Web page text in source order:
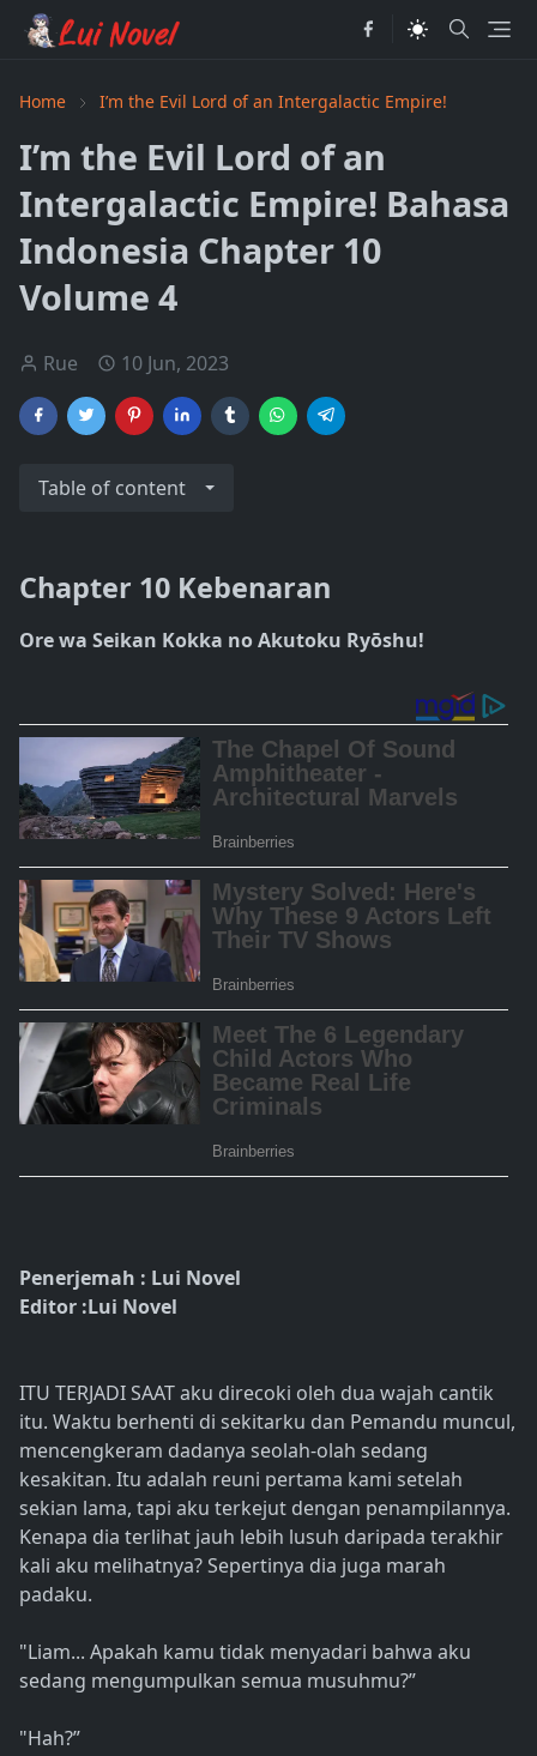
Home I’m the Evil Lord of an Intergalactic Empire!
I’m the Evil Lord of an
Intergalactic Empire! Bahasa
Indonesia Chapter 10
Volume 4
Rue 10 Jun, 2023
Table of content
Chapter 10 Kebenaran
Ore wa Seikan Kokka no Akutoku Ryōshu!
Penerjemah : Lui Novel
Editor :Lui Novel
ITU TERJADI SAAT aku direcoki oleh dua wajah cantik
itu. Waktu berhenti di sekitarku dan Pemandu muncul,
mencengkeram dadanya seolah-olah sedang
kesakitan. Itu adalah reuni pertama kami setelah
sekian lama, tapi aku terkejut dengan penampilannya.
Kenapa dia terlihat jauh lebih lusuh daripada terakhir
kali aku melihatnya? Sepertinya dia juga marah
padaku.
"Liam... Apakah kamu tidak menyadari bahwa aku
sedang mengumpulkan semua musuhmu?”
"Hah?”